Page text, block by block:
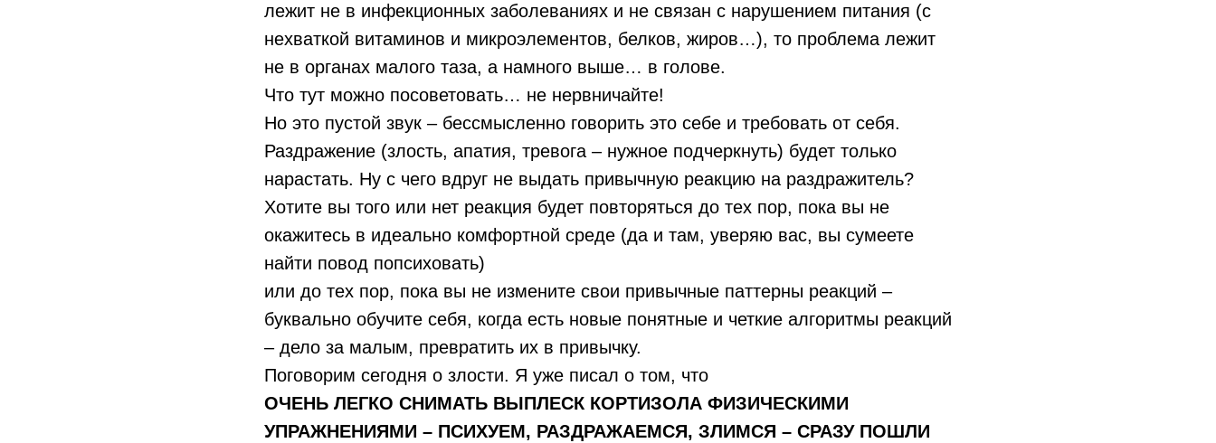
лежит не в инфекционных заболеваниях и не связан с нарушением питания (с
нехваткой витаминов и микроэлементов, белков, жиров…), то проблема лежит
не в органах малого таза, а намного выше… в голове.
Что тут можно посоветовать… не нервничайте!
Но это пустой звук – бессмысленно говорить это себе и требовать от себя.
Раздражение (злость, апатия, тревога – нужное подчеркнуть) будет только
нарастать. Ну с чего вдруг не выдать привычную реакцию на раздражитель?
Хотите вы того или нет реакция будет повторяться до тех пор, пока вы не
окажитесь в идеально комфортной среде (да и там, уверяю вас, вы сумеете
найти повод попсиховать)
или до тех пор, пока вы не измените свои привычные паттерны реакций –
буквально обучите себя, когда есть новые понятные и четкие алгоритмы реакций
– дело за малым, превратить их в привычку.
Поговорим сегодня о злости. Я уже писал о том, что
ОЧЕНЬ ЛЕГКО СНИМАТЬ ВЫПЛЕСК КОРТИЗОЛА ФИЗИЧЕСКИМИ
УПРАЖНЕНИЯМИ – ПСИХУЕМ, РАЗДРАЖАЕМСЯ, ЗЛИМСЯ – СРАЗУ ПОШЛИ